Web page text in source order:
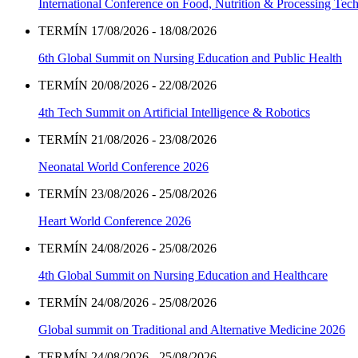
International Conference on Food, Nutrition & Processing
TERMÍN 17/08/2026 - 18/08/2026
6th Global Summit on Nursing Education and Public Health
TERMÍN 20/08/2026 - 22/08/2026
4th Tech Summit on Artificial Intelligence & Robotics
TERMÍN 21/08/2026 - 23/08/2026
Neonatal World Conference 2026
TERMÍN 23/08/2026 - 25/08/2026
Heart World Conference 2026
TERMÍN 24/08/2026 - 25/08/2026
4th Global Summit on Nursing Education and Healthcare
TERMÍN 24/08/2026 - 25/08/2026
Global summit on Traditional and Alternative Medicine 2026